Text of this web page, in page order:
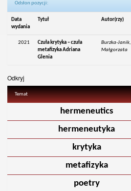
Odsłon pozycji:
Data
wydania
Tytuł Autor(rzy)
2021
Czuła krytyka – czuła
metafizyka Adriana
Glenia
Burzka-Janik,
Małgorzata
Odkryj
Temat
hermeneutics
hermeneutyka
krytyka
metafizyka
poetry